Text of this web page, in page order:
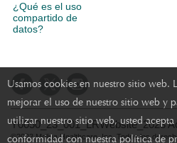
Usamos cookies en nuestro sitio web.
mejorar el uso de nuestro sitio web y
utilizar nuestro sitio web, usted
conformidad con nuestra política de
¿Qué es el uso
compartido de
datos?
Y0050_23_001_LRWebsite_2023
©2023 Molina Healthcare, Inc. Todos los